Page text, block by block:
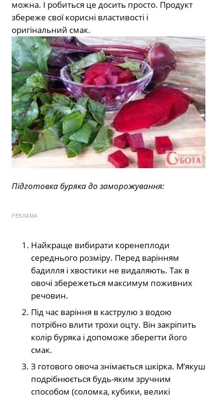
можна. І робиться це досить просто. Продукт
збереже свої корисні властивості і
оригінальний смак.
Підготовка буряка до заморожування:
РЕКЛАМА
Найкраще вибирати коренеплоди
середнього розміру. Перед варінням
бадилля і хвостики не видаляють. Так в
овочі збережеться максимум поживних
речовин.
Під час варіння в каструлю з водою
потрібно влити трохи оцту. Він закріпить
колір буряка і допоможе зберегти його
смак.
З готового овоча знімається шкірка. М’якуш
подрібнюється будь-яким зручним
способом (соломка, кубики, великі